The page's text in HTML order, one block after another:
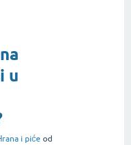
u
i piće od